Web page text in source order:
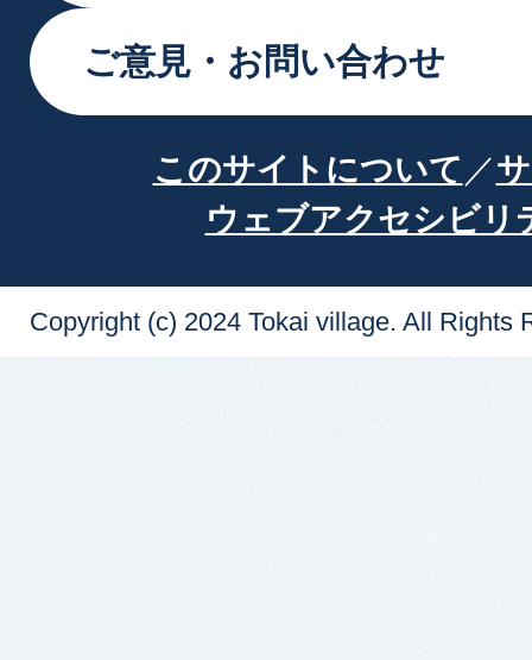
ご意見・お問い合わせ
このサイトについて
ウェブアクセシビリ
Copyright (c) 2024 Tokai village. All Rights